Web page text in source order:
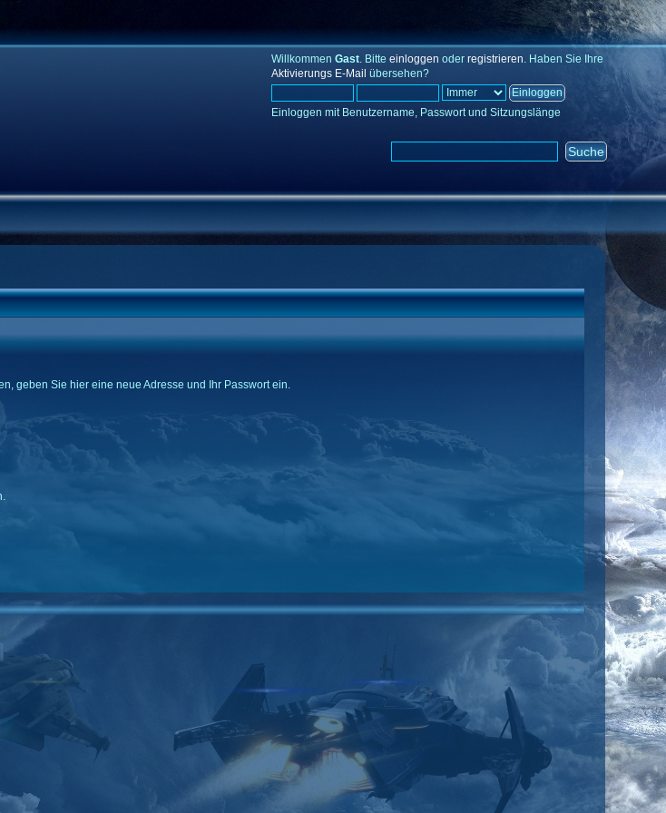
Willkommen Gast. Bitte einloggen oder registrieren. Haben Sie Ihre
Aktivierungs E-Mail übersehen?
Einloggen mit Benutzername, Passwort und Sitzungslänge
geben Sie hier eine neue Adresse und Ihr Passwort ein.